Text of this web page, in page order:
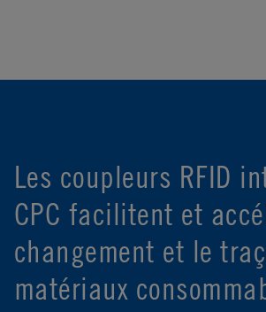
Les coupleurs RFID
CPC facilitent et
changement et le
matériaux